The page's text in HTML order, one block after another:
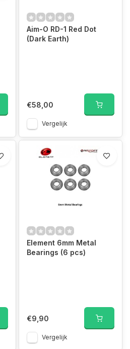
Aim-O RD-1 Red Dot
(Dark Earth)
€58,00
Vergelijk
Element 6mm Metal
Bearings (6 pcs)
€9,90
Vergelijk